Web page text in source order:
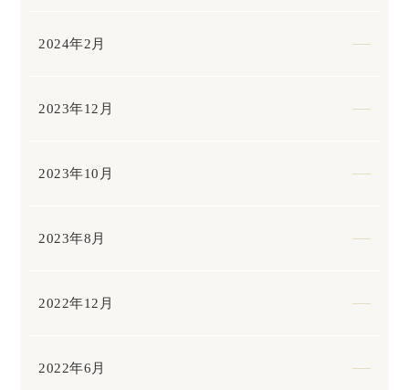
2024年2月
2023年12月
2023年10月
2023年8月
2022年12月
2022年6月